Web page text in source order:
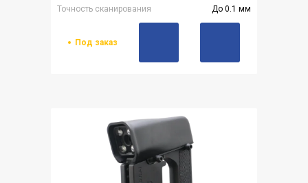
Точность сканирования
До 0.1 мм
Под заказ